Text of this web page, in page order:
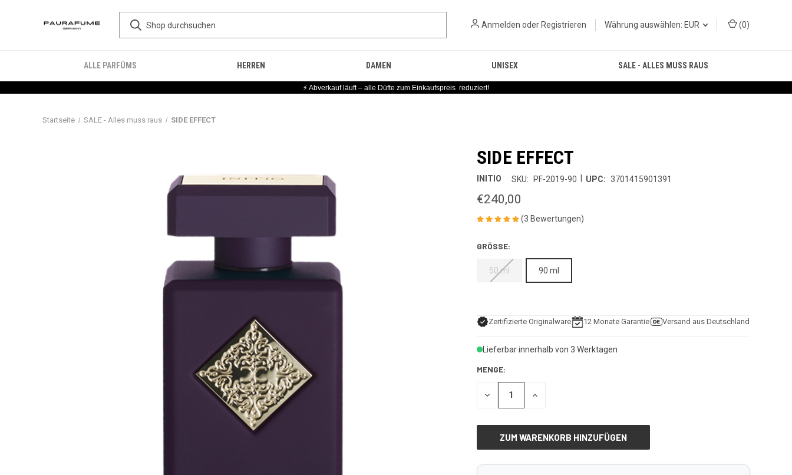
Anmelden oder Registrieren Währung auswählen: EUR (0)
ALLE PARFÜMS HERREN DAMEN UNISEX SALE - ALLES MUSS RAUS
⚡ Abverkauf läuft – alle Düfte zum Einkaufspreis reduziert!
Startseite SALE - Alles muss raus SIDE EFFECT
SIDE EFFECT
INITIO SKU: PF-2019-90 UPC: 3701415901391
€240,00
(3 Bewertungen)
GRÖSSE:
50 ml 90 ml
Zertifizierte Originalware 12 Monate Garantie Versand aus Deutschland
Lieferbar innerhalb von 3 Werktagen
MENGE:
MENGE
UNDEFINED
MENGE